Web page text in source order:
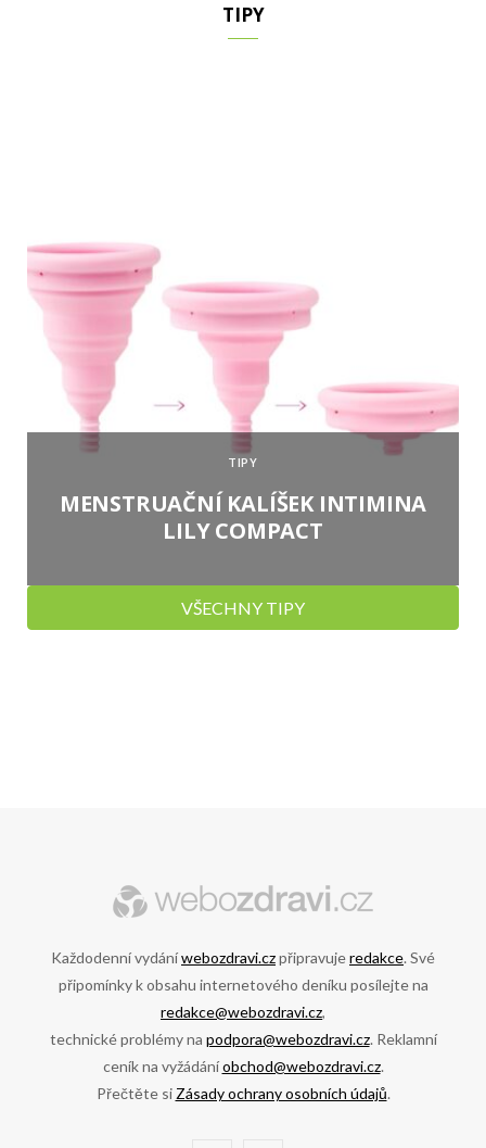
TIPY
TIPY
MENSTRUAČNÍ KALÍŠEK INTIMINA
LILY COMPACT
VŠECHNY TIPY
Každodenní vydáníwebozdravi.czpřipravujeredakce. Své
připomínky k obsahu internetového deníku posílejte na
redakce@webozdravi.cz,
technické problémy na podpora@webozdravi.cz. Reklamní
ceník na vyžádáníobchod@webozdravi.cz.
Přečtěte si Zásady ochrany osobních údajů.